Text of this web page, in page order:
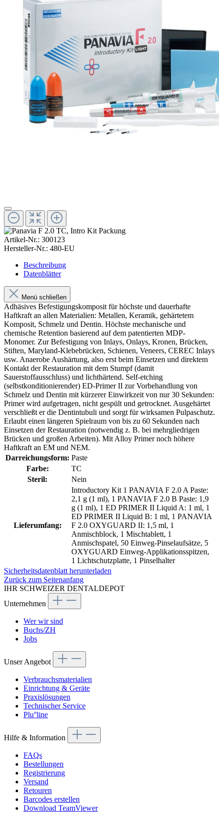
Artikel-Nr.: 300123
Hersteller-Nr.: 480-EU
Beschreibung
Datenblätter
Menü schließen
Adhäsives Befestigungskomposit für höchste und dauerhafte
Haftkraft an allen Materialien: Metallen, Keramik, gehärtetem
Komposit, Schmelz und Dentin. Höchste mechanische und
chemische Retention basierend auf dem patentierten MDP-
Monomer. Zur Befestigung von Inlays, Onlays, Kronen, Brücken,
Stiften, Maryland-Klebebrücken, Schienen, Veneers, CEREC Inlays
usw. Anaerobe Aushärtung, also erst beim Einsetzen und direktem
Kontakt der Restauration mit dem Stumpf (damit
Sauerstoffausschluss) und lichthärtend. Self-etching
(selbstkonditionierender) ED-Primer II zur Vorbehandlung von
Schmelz und Dentin mit kürzerer Einwirkzeit von nur 30 Sekunden:
Primer wird aufgetragen, nicht gespült und getrocknet. Ausgehärtet
verschließt er die Dentintubuli und sorgt für wirksamen Pulpaschutz.
Erlaubt einen längeren Spielraum von bis zu 60 Sekunden nach
Einsetzen der Restauration (notwendig z. B. bei mehrgliedrigen
Brücken und großen Arbeiten). Mit Alloy Primer noch höhere
Haftkraft an EM und NEM.
Darreichungsform: Paste
Farbe:
TC
Steril:
Nein
Lieferumfang:
Introductory Kit 1 PANAVIA F 2.0 A Paste:
2,1 g (1 ml), 1 PANAVIA F 2.0 B Paste: 1,9
g (1 ml), 1 ED PRIMER II Liquid A: 1 ml, 1
ED PRIMER II Liquid B: 1 ml, 1 PANAVIA
F 2.0 OXYGUARD II: 1,5 ml, 1
Anmischblock, 1 Mischtablett, 1
Anmischspatel, 50 Einweg-Pinselaufsätze, 5
OXYGUARD Einweg-Applikationsspitzen,
1 Lichtschutzplatte, 1 Pinselhalter
Sicherheitsdatenblatt herunterladen
Zurück zum Seitenanfang
IHR SCHWEIZER DENTALDEPOT
Unternehmen
Wer wir sind
Buchs/ZH
Jobs
Unser Angebot
Verbrauchsmaterialien
Einrichtung & Geräte
Praxislösungen
Technischer Service
Plu°line
Hilfe & Information
FAQs
Bestellungen
Registrierung
Versand
Retouren
Barcodes erstellen
Download TeamViewer